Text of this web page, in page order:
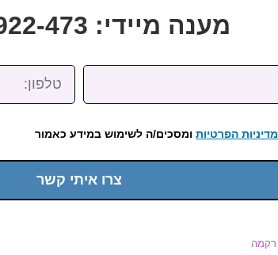
מענה מיידי: 072-3922-473
טלפון:
מדיניות הפרטיות ומסכים/ה לשימוש במידע כאמור
צרו איתי קשר
רקמה